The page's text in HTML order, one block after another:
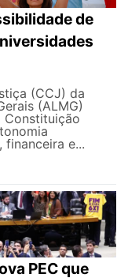
de
(CCJ) da
(ALMG)
Constituição
e...
PEC que